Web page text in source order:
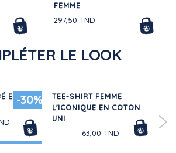
FEMME
297,50 TND
LE LOOK
-30%
EN
TEE-SHIRT FEMME
L'ICONIQUE EN COTON
UNI
63,00 TND